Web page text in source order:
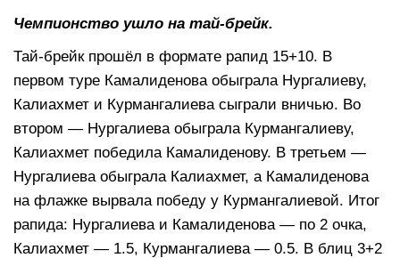
Чемпионство ушло на тай-брейк.
Тай-брейк прошёл в формате рапид 15+10. В
первом туре Камалиденова обыграла Нургалиеву,
Калиахмет и Курмангалиева сыграли вничью. Во
втором — Нургалиева обыграла Курмангалиеву,
Калиахмет победила Камалиденову. В третьем —
Нургалиева обыграла Калиахмет, а Камалиденова
на флажке вырвала победу у Курмангалиевой. Итог
рапида: Нургалиева и Камалиденова — по 2 очка,
Калиахмет — 1.5, Курмангалиева — 0.5. В блиц 3+2